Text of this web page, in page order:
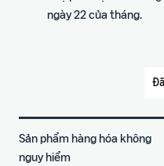
ngày 22 của tháng.
Sản phẩm hàng hóa không
nguy hiểm